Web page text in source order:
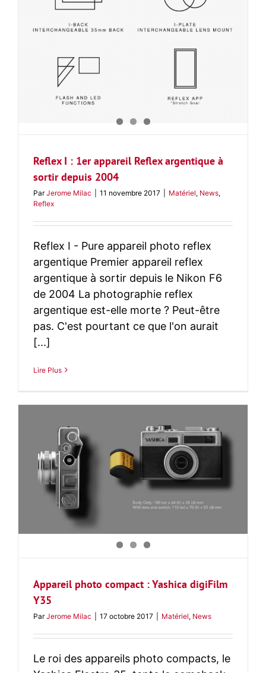
Reflex I : 1er appareil Reflex argentique à
sortir depuis 2004
ParJerome Milac 11 novembre 2017 Matériel, News,
Reflex
Reflex I - Pure appareil photo reflex
argentique Premier appareil reflex
argentique à sortir depuis le Nikon F6
de 2004 La photographie reflex
argentique est-elle morte ? Peut-être
pas. C'est pourtant ce que l'on aurait
[...]
Lire Plus
Appareil photo compact : Yashica digiFilm
Y35
ParJerome Milac 17 octobre 2017 Matériel, News
Le roi des appareils photo compacts, le